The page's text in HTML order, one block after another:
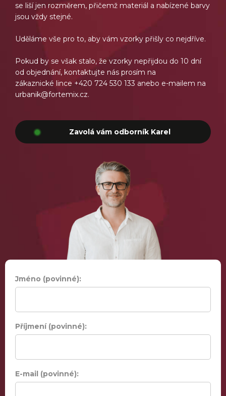
se liší jen rozměrem, přičemž materiál a nabízené barvy
jsou vždy stejné.
Uděláme vše pro to, aby vám vzorky přišly co nejdříve.
Pokud by se však stalo, že vzorky nepřijdou do 10 dní
od objednání, kontaktujte nás prosím na
zákaznické lince +420 724 530 133 anebo e-mailem na
urbanik@fortemix.cz.
Zavolá vám odborník Karel
Jméno (povinné):
Příjmení (povinné):
E-mail (povinné):